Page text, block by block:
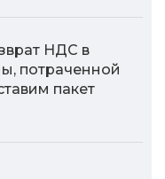
НДС в
потраченной
пакет